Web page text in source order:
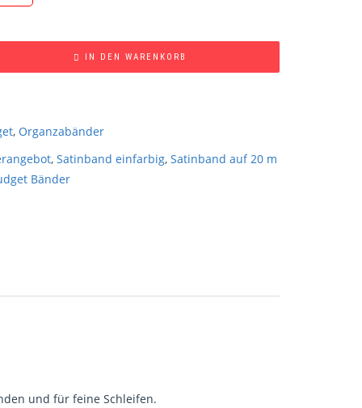
IN DEN WARENKORB
, Organzabänder
, Satinband einfarbig, Satinband auf 20 m
Bänder
und für feine Schleifen.